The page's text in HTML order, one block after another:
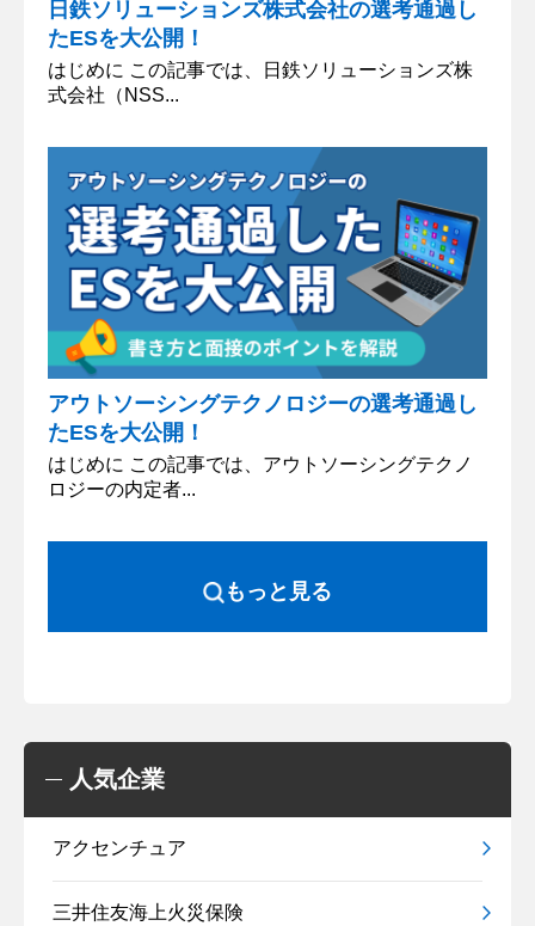
日鉄ソリューションズ株式会社の選考通過し
たESを大公開！
はじめに この記事では、日鉄ソリューションズ株
式会社（NSS...
アウトソーシングテクノロジーの選考通過し
たESを大公開！
はじめに この記事では、アウトソーシングテクノ
ロジーの内定者...
もっと見る
人気企業
アクセンチュア
三井住友海上火災保険